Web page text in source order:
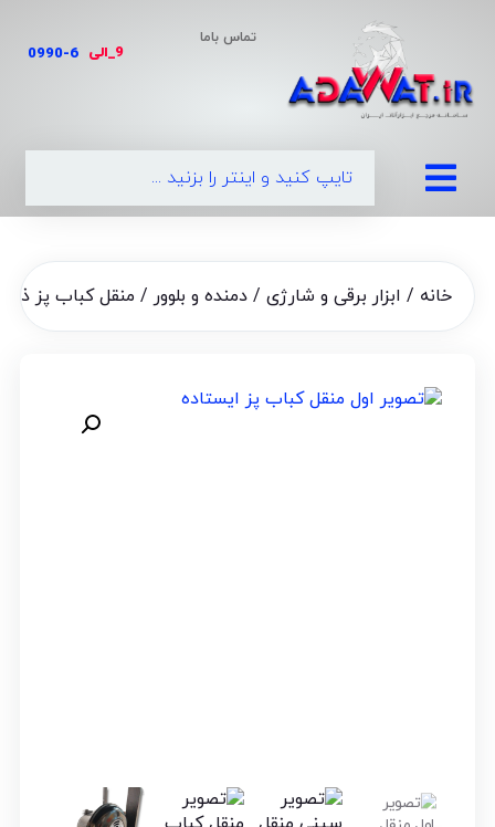
تماس باما
9_الی
خانه / ابزار برقی و شارژی/ دمنده و بلوور / منقل کباب پز